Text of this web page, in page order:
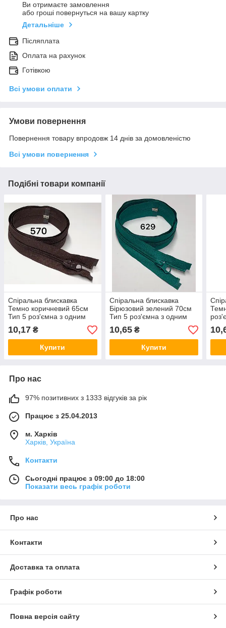
Ви отримаєте замовлення
або гроші повернуться на вашу картку
Детальніше
Післяплата
Оплата на рахунок
Готівкою
Всі умови оплати
Умови повернення
Повернення товару впродовж 14 днів за домовленістю
Всі умови повернення
Подібні товари компанії
Спіральна блискавка
Темно коричневий 65см
Тип 5 роз'ємна з одним
10,17 ₴
Купити
Спіральна блискавка
Бірюзовий зелений 70см
Тип 5 роз'ємна з одним
10,65₴
Купити
Про нас
97% позитивних з 1333 відгуків за рік
Працює з 25.04.2013
м. Харків
Харків, Україна
Контакти
Сьогодні працює з 09:00 до 18:00
Показати весь графік роботи
Про нас
Контакти
Доставка та оплата
Графік роботи
Повна версія сайту